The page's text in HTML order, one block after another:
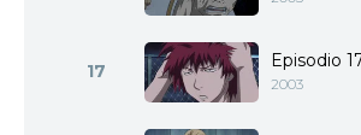
17 Episodio
2003